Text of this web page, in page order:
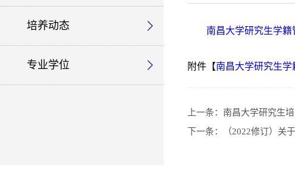
培养动态
专业学位
南昌大学研究生学籍
附件【南昌大学研究生学
上一条： 南昌大学研究生
下一条：
（2022修订）关